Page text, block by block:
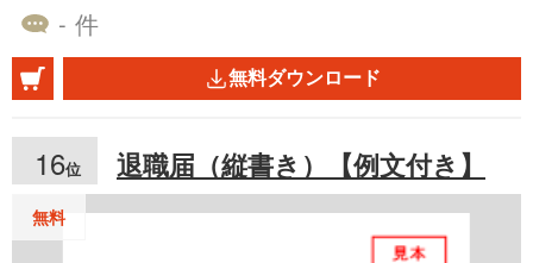
るための文書です。物件名、所在地、解約日、
退去後住所、敷金返還先口座情報などを明記
し、契約条件に基づいた解約手続きを円滑に進
められるよう構成されています。 ■利用するシ
ーン ・契約期間満了や転勤、引越しなどで賃貸
物件を退去する場面で利用します。 ・契約途中
- 件
無料ダウンロード
16位 退職届（縦書き）【例文付き】
無料